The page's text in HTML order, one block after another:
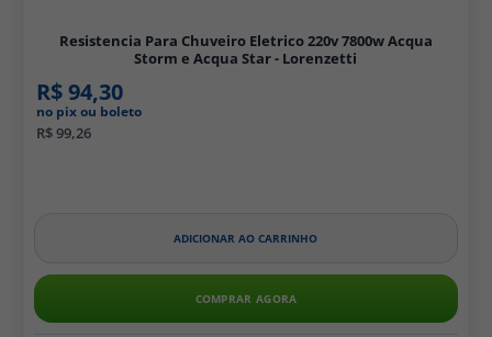
Resistencia Para Chuveiro Eletrico 220v 7800w Acqua
Storm e Acqua Star - Lorenzetti
R$ 94,30
no pix ou boleto
R$ 99,26
ADICIONAR AO CARRINHO
COMPRAR AGORA